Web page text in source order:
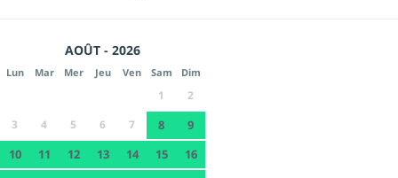
AOÛT - 2026
Lun Mar Mer Jeu Ven Sam Dim
1
2
3
4 5 6 7 8
9
10
11 12 13 14 15
16